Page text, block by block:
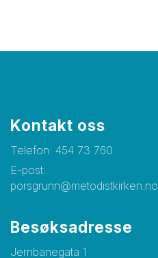
Kontakt oss
Telefon: 454 73 760
E-post:
porsgrunn@metodistkirken.no
Besøksadresse
Jernbanegata 1